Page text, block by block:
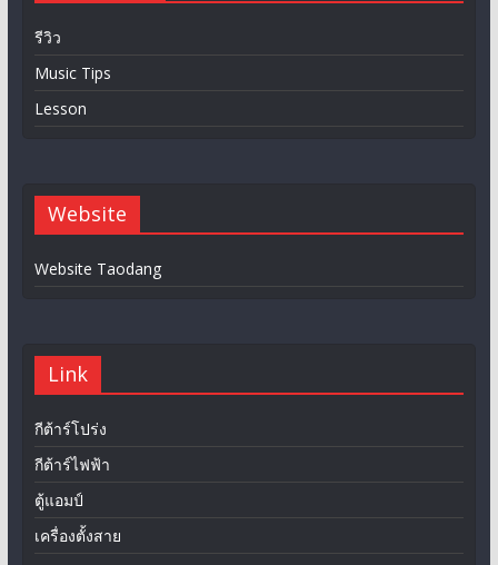
รีวิว
Music Tips
Lesson
Website
Website Taodang
Link
กีต้าร์โปร่ง
กีต้าร์ไฟฟ้า
ตู้แอมป์
เครื่องตั้งสาย